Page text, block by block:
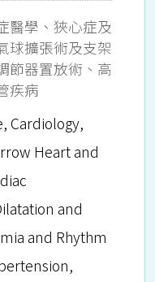
醫學、狹心症及
球擴張術及支架
節器置放術、高
疾病
Cardiology,
Heart and
and
and Rhythm